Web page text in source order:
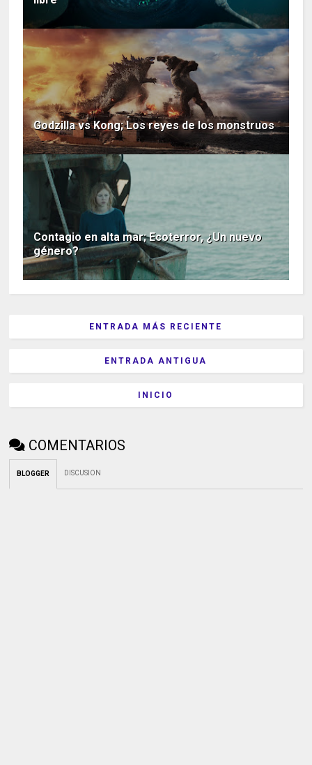
Godzilla vs Kong; Los reyes de los monstruos
Contagio en alta mar; Ecoterror, ¿Un nuevo
género?
ENTRADA MÁS RECIENTE
ENTRADA ANTIGUA
INICIO
COMENTARIOS
BLOGGER DISCUSION